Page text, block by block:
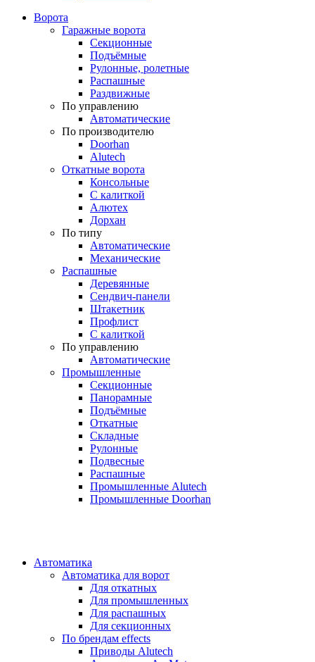
Ворота
Гаражные ворота
Секционные
Подъёмные
Рулонные, ролетные
Распашные
Раздвижные
По управлению
Автоматические
По производителю
Doorhan
Alutech
Откатные ворота
Консольные
С калиткой
Алютех
Дорхан
По типу
Автоматические
Механические
Распашные
Деревянные
Сендвич-панели
Штакетник
Профлист
С калиткой
По управлению
Автоматические
Промышленные
Секционные
Панорамные
Подъёмные
Откатные
Складные
Рулонные
Подвесные
Распашные
Промышленные Alutech
Промышленные Doorhan
Автоматика
Автоматика для ворот
Для откатных
Для промышленных
Для распашных
Для секционных
По брендам effects
Приводы Alutech